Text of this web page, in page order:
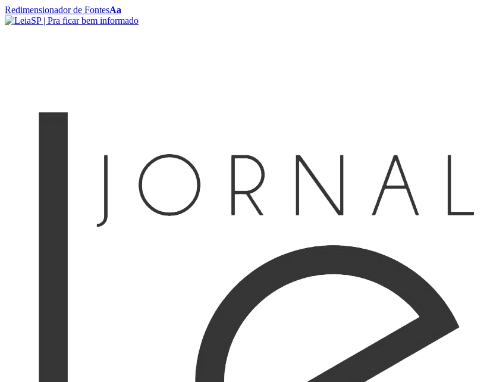
Redimensionador de FontesAa